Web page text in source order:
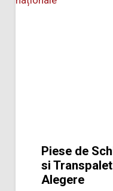
Piese de
si
Alegere